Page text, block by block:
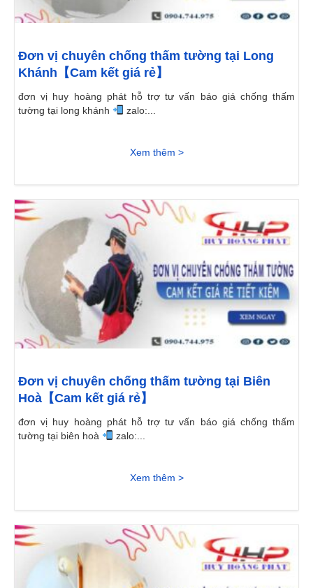
Đơn vị chuyên chống thấm tường tại Long
Khánh【Cam kết giá rẻ】
đơn vị huy hoàng phát hỗ trợ tư vấn báo giá chống thấm
tường tại long khánh
zalo:...
Xem thêm >
Đơn vị chuyên chống thấm tường tại Biên
Hoà【Cam kết giá rẻ】
đơn vị huy hoàng phát hỗ trợ tư vấn báo giá chống thấm
tường tại biên hoà
zalo:...
Xem thêm >